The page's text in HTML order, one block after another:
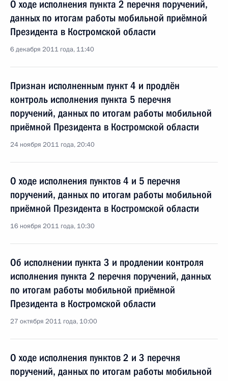
О ходе исполнения пункта 2 перечня поручений,
данных по итогам работы мобильной приёмной
Президента в Костромской области
6 декабря 2011 года, 11:40
Признан исполненным пункт 4 и продлён
контроль исполнения пункта 5 перечня
поручений, данных по итогам работы мобильной
приёмной Президента в Костромской области
24 ноября 2011 года, 20:40
О ходе исполнения пунктов 4 и 5 перечня
поручений, данных по итогам работы мобильной
приёмной Президента в Костромской области
16 ноября 2011 года, 10:30
Об исполнении пункта 3 и продлении контроля
исполнения пункта 2 перечня поручений, данных
по итогам работы мобильной приёмной
Президента в Костромской области
27 октября 2011 года, 10:00
О ходе исполнения пунктов 2 и 3 перечня
поручений, данных по итогам работы мобильной